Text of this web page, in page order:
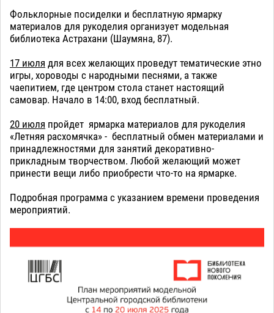
Фольклорные посиделки и бесплатную ярмарку
материалов для рукоделия организует модельная
библиотека Астрахани (Шаумяна, 87).
17 июля для всех желающих проведут тематические этно
игры, хороводы с народными песнями, а также
чаепитием, где центром стола станет настоящий
самовар. Начало в 14:00, вход бесплатный.
20 июля пройдет ярмарка материалов для рукоделия
«Летняя расхомячка» - бесплатный обмен материалами и
принадлежностями для занятий декоративно-
прикладным творчеством. Любой желающий может
принести вещи либо приобрести что-то на ярмарке.
Подробная программа с указанием времени проведения
мероприятий.